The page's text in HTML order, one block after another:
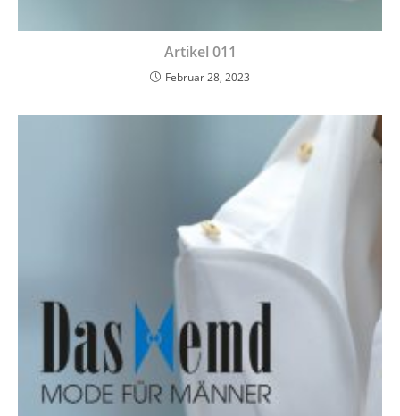
Artikel 011
Februar 28, 2023